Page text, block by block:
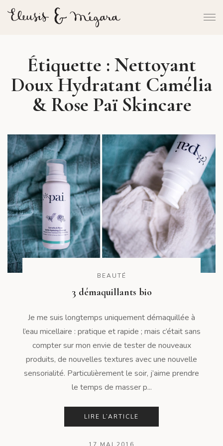
Étiquette : Nettoyant
Doux Hydratant Camélia
& Rose Paï Skincare
BEAUTÉ
3 démaquillants bio
Je me suis longtemps uniquement démaquillée à
l’eau micellaire : pratique et rapide ; mais c’était sans
compter sur mon envie de tester de nouveaux
produits, de nouvelles textures avec une nouvelle
sensorialité. Particulièrement le soir, j’aime prendre
le temps de masser p...
LIRE L’ARTICLE